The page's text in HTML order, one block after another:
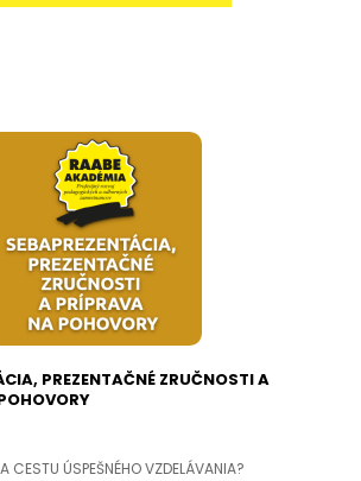
PREZENTAČNÉ ZRUČNOSTI A
CESTU ÚSPEŠNÉHO VZDELÁVANIA?